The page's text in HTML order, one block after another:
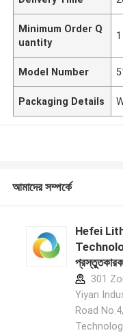
Minimum Order Q
uantity
1
Model Number
Packaging Details
আমাদের সম্পর্কে
Hefei
301
Yiyan
Road